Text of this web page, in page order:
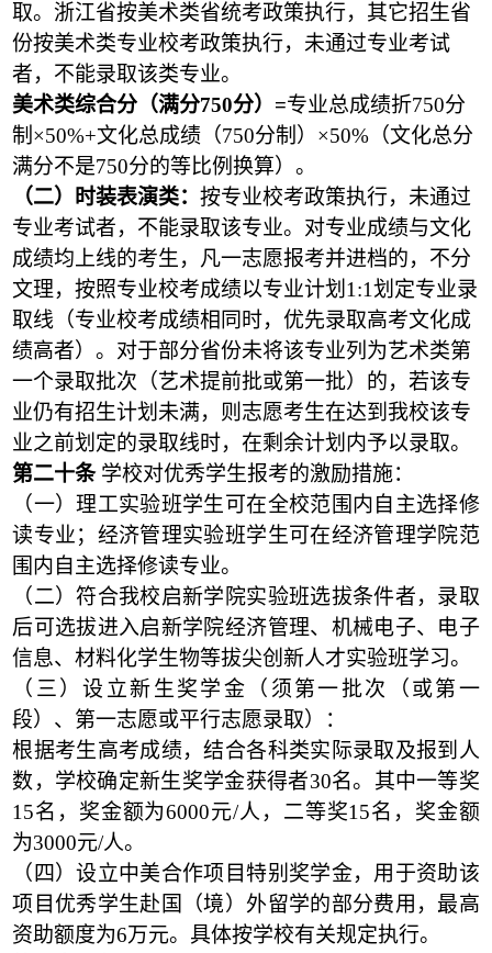
取。浙江省按美术类省统考政策执行，其它招生省
份按美术类专业校考政策执行，未通过专业考试
者，不能录取该类专业。
美术类综合分（满分750分）=专业总成绩折750分
制×50%+文化总成绩（750分制）×50%（文化总分
满分不是750分的等比例换算）。
（二）时装表演类：按专业校考政策执行，未通过
专业考试者，不能录取该专业。对专业成绩与文化
成绩均上线的考生，凡一志愿报考并进档的，不分
文理，按照专业校考成绩以专业计划1:1划定专业录
取线（专业校考成绩相同时，优先录取高考文化成
绩高者）。对于部分省份未将该专业列为艺术类第
一个录取批次（艺术提前批或第一批）的，若该专
业仍有招生计划未满，则志愿考生在达到我校该专
业之前划定的录取线时，在剩余计划内予以录取。
第二十条学校对优秀学生报考的激励措施：
（一）理工实验班学生可在全校范围内自主选择修
读专业；经济管理实验班学生可在经济管理学院范
围内自主选择修读专业。
（二）符合我校启新学院实验班选拔条件者，录取
后可选拔进入启新学院经济管理、机械电子、电子
信息、材料化学生物等拔尖创新人才实验班学习。
（三）设立新生奖学金（须第一批次（或第一
段）、第一志愿或平行志愿录取）：
根据考生高考成绩，结合各科类实际录取及报到人
数，学校确定新生奖学金获得者30名。其中一等奖
15名，奖金额为6000元/人，二等奖15名，奖金额
为3000元/人。
（四）设立中美合作项目特别奖学金，用于资助该
项目优秀学生赴国（境）外留学的部分费用，最高
资助额度为6万元。具体按学校有关规定执行。